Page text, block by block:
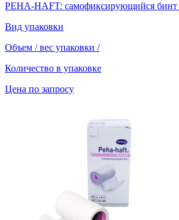
PEHA-HAFT: самофиксирующийся бинт
Вид упаковки
Объем / вес упаковки /
Количество в упаковке
Цена по запросу